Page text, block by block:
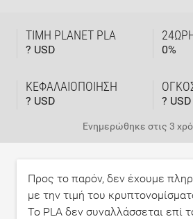
ΤΙΜΉ PLANET PLA
? USD 0%
ΚΕΦΑΛΑΙΟΠΟΊΗΣΗ
? USD ? USD
Ενημερώθηκε στις 3
Προς το παρόν, δεν έχουμε
με την τιμή του
Το PLA δεν συναλλάσσεται επί